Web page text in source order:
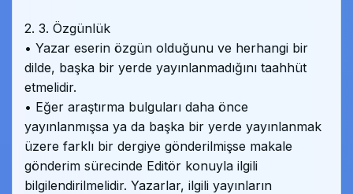
2. 3. Özgünlük
• Yazar eserin özgün olduğunu ve herhangi bir
dilde, başka bir yerde yayınlanmadığını taahhüt
etmelidir.
• Eğer araştırma bulguları daha önce
yayınlanmışsa ya da başka bir yerde yayınlanmak
üzere farklı bir dergiye gönderilmişse makale
gönderim sürecinde Editör konuyla ilgili
bilgilendirilmelidir. Yazarlar, ilgili yayınların